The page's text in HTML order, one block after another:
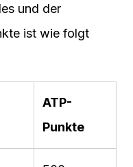
und der
ist wie folgt
ATP-
Punkte